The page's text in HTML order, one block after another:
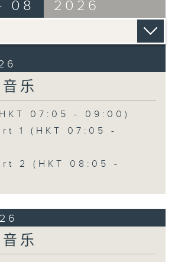
08 2026
乐
07:05 - 09:00)
1 (HKT 07:05 -
2 (HKT 08:05 -
乐